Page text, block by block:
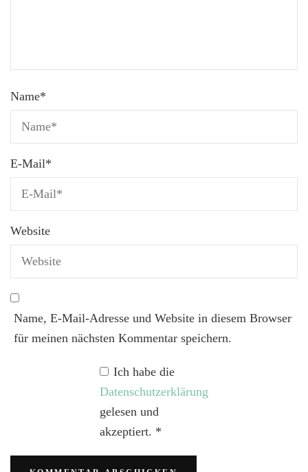
Name*
E-Mail*
Website
Name, E-Mail-Adresse und Website in diesem Browser
für meinen nächsten Kommentar speichern.
Ich habe die
Datenschutzerklärung
gelesen und
akzeptiert. *